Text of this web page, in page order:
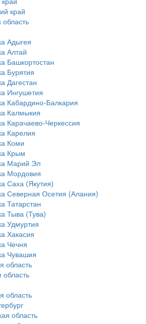
край
область
Адыгея
Алтай
Башкортостан
Бурятия
Дагестан
Ингушетия
Кабардино-Балкария
Калмыкия
Карачаево-Черкессия
Карелия
Коми
Крым
Марий Эл
Мордовия
Саха (Якутия)
Северная Осетия (Алания)
Татарстан
Тыва (Тува)
Удмуртия
Хакасия
Чечня
Чувашия
область
область
область
область